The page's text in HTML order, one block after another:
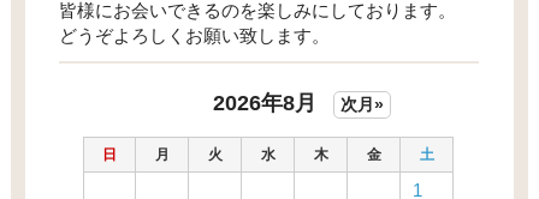
皆様にお会いできるのを楽しみにしております。
どうぞよろしくお願い致します。
2026年8月 次月»
日 月 火 水 木 金 土
1